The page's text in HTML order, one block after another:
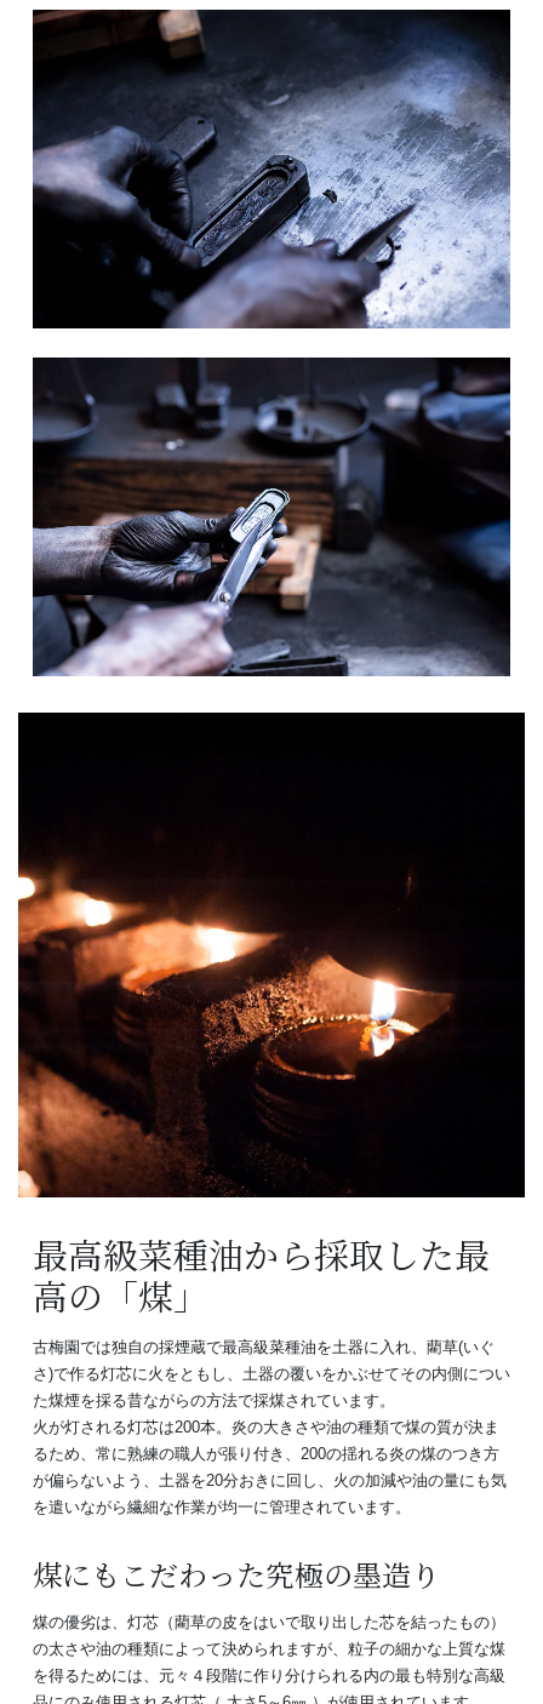
最高級菜種油から採取した最
高の「煤」
古梅園では独自の採煙蔵で最高級菜種油を土器に入れ、藺草(いぐ
さ)で作る灯芯に火をともし、土器の覆いをかぶせてその内側につい
た煤煙を採る昔ながらの方法で採煤されています。
火が灯される灯芯は200本。炎の大きさや油の種類で煤の質が決ま
るため、常に熟練の職人が張り付き、200の揺れる炎の煤のつき方
が偏らないよう、土器を20分おきに回し、火の加減や油の量にも気
を遣いながら繊細な作業が均一に管理されています。
煤にもこだわった究極の墨造り
煤の優劣は、灯芯（藺草の皮をはいで取り出した芯を結ったもの）
の太さや油の種類によって決められますが、粒子の細かな上質な煤
を得るためには、元々４段階に作り分けられる内の最も特別な高級